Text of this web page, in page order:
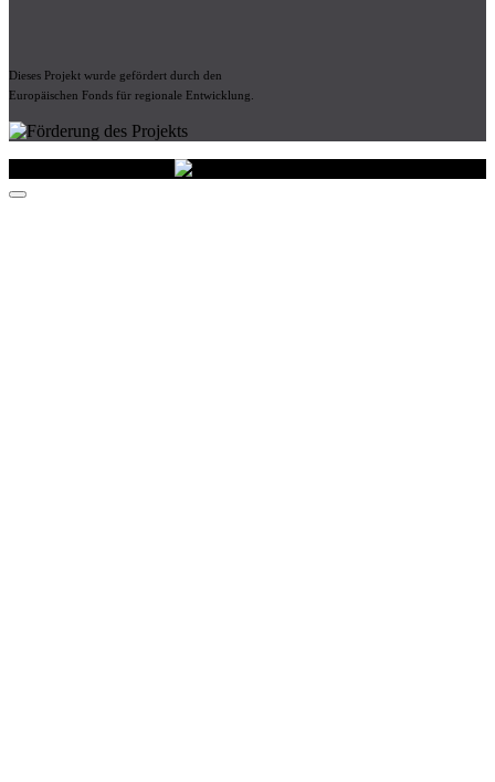
Dieses Projekt wurde gefördert durch den
Europäischen Fonds für regionale Entwicklung.